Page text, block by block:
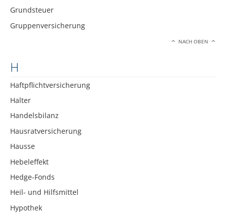
Grundsteuer
Gruppenversicherung
NACH OBEN
H
Haftpflichtversicherung
Halter
Handelsbilanz
Hausratversicherung
Hausse
Hebeleffekt
Hedge-Fonds
Heil- und Hilfsmittel
Hypothek